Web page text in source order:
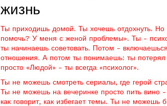
жизнь
Ты приходишь домой. Ты хочешь отдохнуть. Но
помочь? У меня с женой проблемы». Ты -
ты начинаешь советовать. Потом -
отношения. А потом ты понимаешь: ты
просто «Людой» - ты всегда «психолог».
Ты не можешь смотреть сериалы, где герой
Ты не можешь на вечеринке просто пить вино
как говорит, как избегает темы. Ты не